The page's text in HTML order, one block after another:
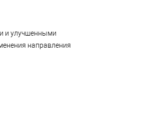
и улучшенными
направления